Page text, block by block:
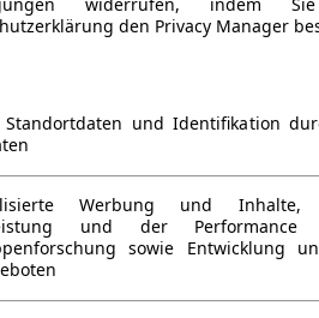
widerrufen, indem
den Privacy Manager
Standortdaten und Identifikation
Werbung und Inhalte,
und der
sowie Entwicklung